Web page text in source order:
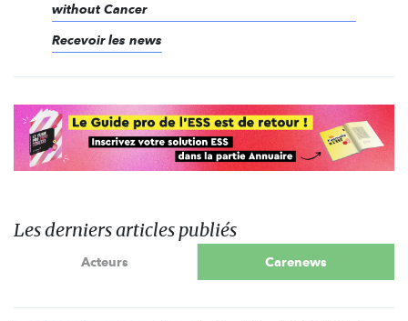
without Cancer
Recevoir les news
Les derniers articles publiés
Acteurs Carenews